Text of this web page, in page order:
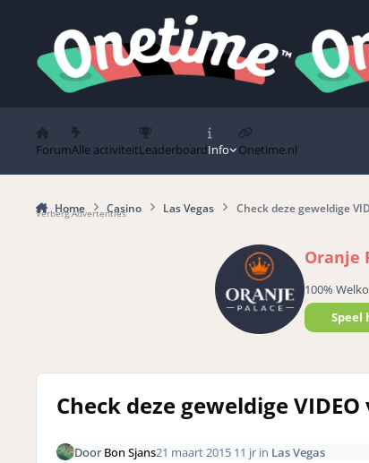
ForumAlle activiteitLeaderboardInfo Onetime.nl
Home Casino Las Vegas Check deze geweldige
Verberg Advertenties
Oranje
100%
Speel
Check deze geweldige
DoorBon Sjans21 maart 2015 11 jrin Las Vegas